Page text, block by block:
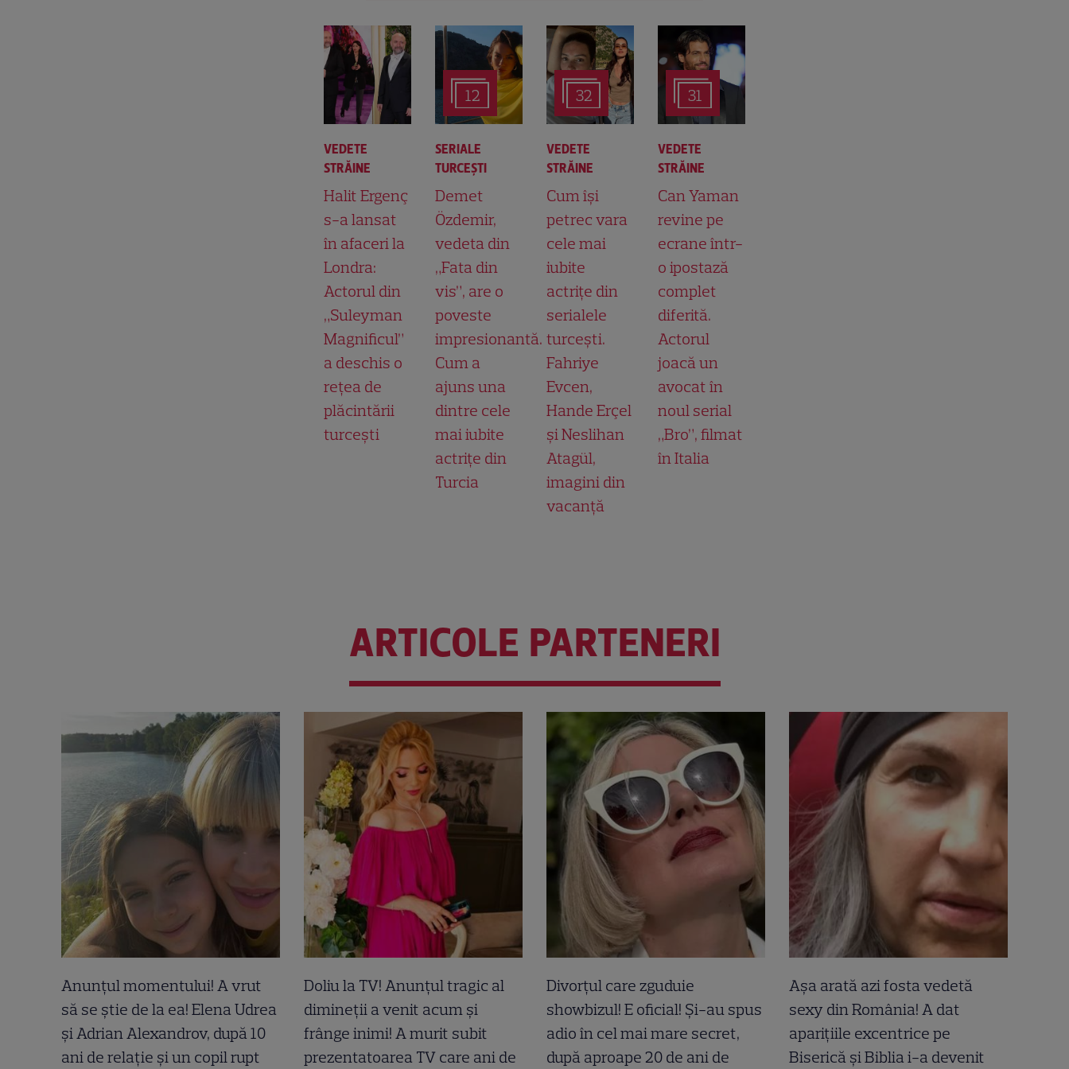
VEDETE
STRĂINE
Halit Ergenç
s-a lansat
în afaceri la
Londra:
Actorul din
„Suleyman
Magnificul”
a deschis o
rețea de
plăcintării
turcești
12
SERIALE
TURCEŞTI
Demet
Özdemir,
vedeta din
„Fata din
vis”, are o
poveste
impresionantă.
Cum a
ajuns una
dintre cele
mai iubite
actrițe din
Turcia
32
VEDETE
STRĂINE
Cum își
petrec vara
cele mai
iubite
actrițe din
serialele
turcești.
Fahriye
Evcen,
Hande Erçel
și Neslihan
Atagül,
imagini din
vacanță
31
VEDETE
STRĂINE
Can Yaman
revine pe
ecrane într-
o ipostază
complet
diferită.
Actorul
joacă un
avocat în
noul serial
„Bro”, filmat
în Italia
ARTICOLE PARTENERI
Anunțul momentului! A vrut
să se știe de la ea! Elena Udrea
și Adrian Alexandrov, după 10
ani de relație și un copil rupt
Doliu la TV! Anunțul tragic al
dimineții a venit acum și
frânge inimi! A murit subit
prezentatoarea TV care ani de
Divorțul care zguduie
showbizul! E oficial! Și-au spus
adio în cel mai mare secret,
după aproape 20 de ani de
Așa arată azi fosta vedetă
sexy din România! A dat
aparițiile excentrice pe
Biserică și Biblia i-a devenit